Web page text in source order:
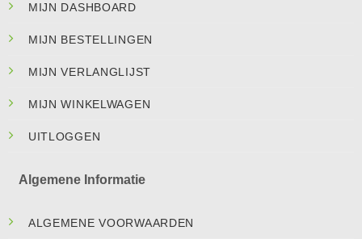
MIJN DASHBOARD
MIJN BESTELLINGEN
MIJN VERLANGLIJST
MIJN WINKELWAGEN
UITLOGGEN
Algemene Informatie
ALGEMENE VOORWAARDEN